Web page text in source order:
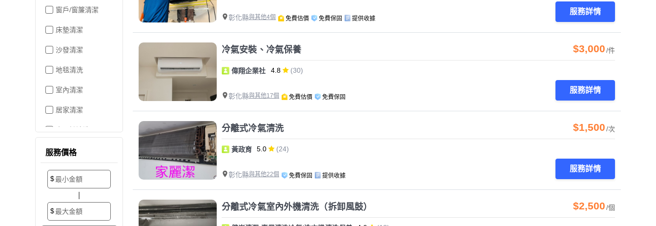
窗戶/窗簾清潔
床墊清潔
沙發清潔
地毯清洗
室內清潔
居家清潔
空屋打掃
居家收納
搬家/裝潢後清潔
大掃除
服務價格
$
$
彰化縣與其他4個 免費估價 免費保固 提供收據
服務詳情
冷氣安裝、冷氣保養 $3,000/件
偉翔企業社 4.8 (30)
彰化縣與其他17個 免費估價 免費保固
服務詳情
分離式冷氣清洗 $1,500/次
黃政育 5.0 (24)
彰化縣與其他22個 免費保固 提供收據
服務詳情
分離式冷氣室內外機清洗（拆卸風鼓） $2,500/個